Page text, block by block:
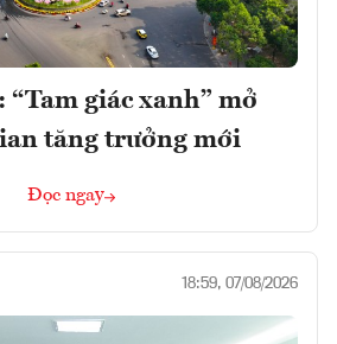
giác xanh” mở
tăng trưởng mới
Đọc ngay
18:59, 07/08/2026